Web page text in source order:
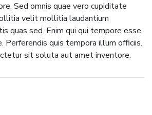
Sed omnis quae vero cupiditate
velit mollitia laudantium
quas sed. Enim qui qui tempore esse
Perferendis quis tempora illum officiis.
sit soluta aut amet inventore.